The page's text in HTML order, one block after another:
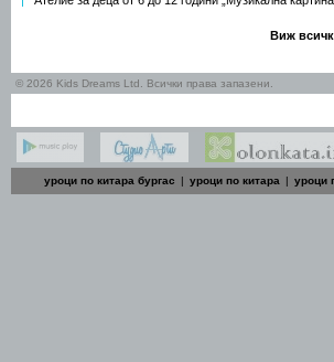
Виж
© 2026 Kids Dreams Ltd. Всички права запазени.
уроци по китара бургас | уроци по китара | уроци